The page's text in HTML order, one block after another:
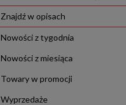
Znajdź w opisach
Nowości z tygodnia
Nowości z miesiąca
Towary w promocji
Wyprzedaże